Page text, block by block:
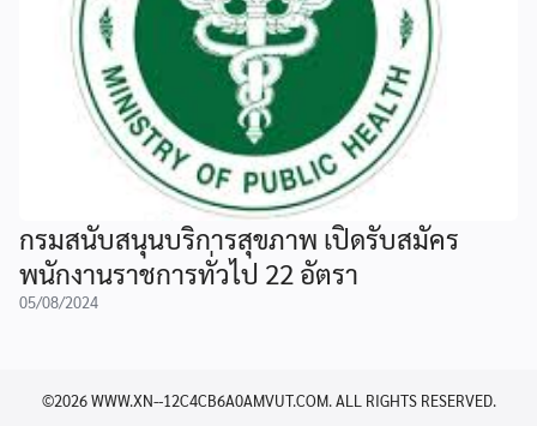
กรมสนับสนุนบริการสุขภาพ เปิดรับสมัคร
พนักงานราชการทั่วไป 22 อัตรา
05/08/2024
©2026 WWW.XN--12C4CB6A0AMVUT.COM. ALL RIGHTS RESERVED.